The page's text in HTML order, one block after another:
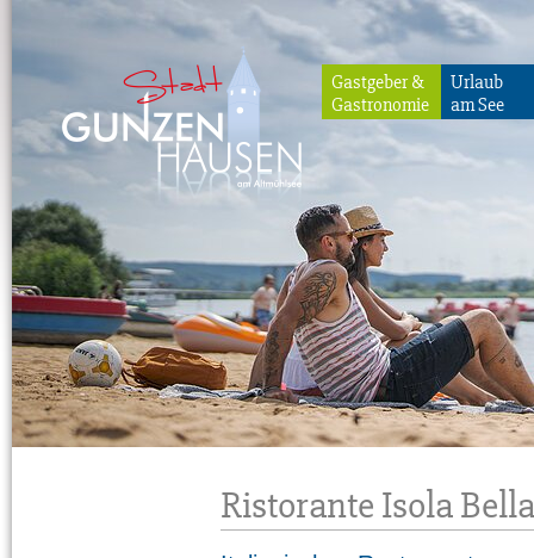
Gunzenhausen
Gastgeber &
Gastronomie
Urlaub
am See
Ristorante Isola Bella